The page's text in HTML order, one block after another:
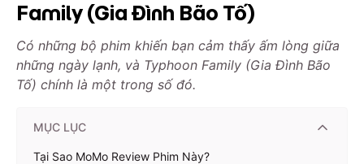
Family (Gia Đình Bão Tố)
Có những bộ phim khiến bạn cảm thấy ấm lòng giữa
những ngày lạnh, và Typhoon Family (Gia Đình Bão
Tố) chính là một trong số đó.
MỤC LỤC
Tại Sao MoMo Review Phim Này?